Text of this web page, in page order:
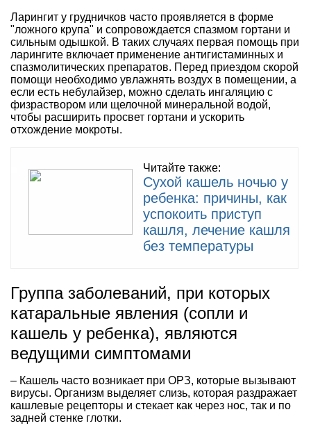
Ларингит у грудничков часто проявляется в форме
"ложного крупа" и сопровождается спазмом гортани и
сильным одышкой. В таких случаях первая помощь при
ларингите включает применение антигистаминных и
спазмолитических препаратов. Перед приездом скорой
помощи необходимо увлажнять воздух в помещении, а
если есть небулайзер, можно сделать ингаляцию с
физраствором или щелочной минеральной водой,
чтобы расширить просвет гортани и ускорить
отхождение мокроты.
Читайте также:
Сухой кашель ночью у
ребенка: причины, как
успокоить приступ
кашля, лечение кашля
без температуры
Группа заболеваний, при которых
катаральные явления (сопли и
кашель у ребенка), являются
ведущими симптомами
– Кашель часто возникает при ОРЗ, которые вызывают
вирусы. Организм выделяет слизь, которая раздражает
кашлевые рецепторы и стекает как через нос, так и по
задней стенке глотки.